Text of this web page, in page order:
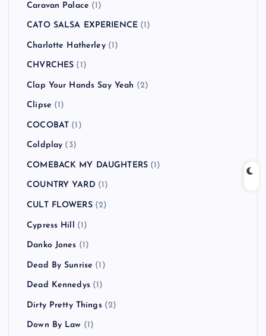
Caravan Palace (1)
CATO SALSA EXPERIENCE (1)
Charlotte Hatherley(1)
CHVRCHES (1)
Clap Your Hands Say Yeah (2)
Clipse (1)
COCOBAT (1)
Coldplay (3)
COMEBACK MY DAUGHTERS (1)
COUNTRY YARD (1)
CULT FLOWERS(2)
Cypress Hill (1)
Danko Jones (1)
Dead By Sunrise (1)
Dead Kennedys(1)
Dirty Pretty Things(2)
Down By Law (1)